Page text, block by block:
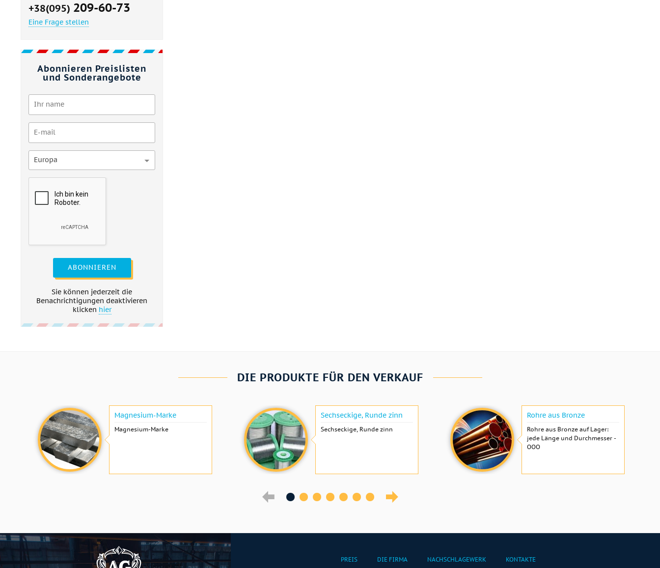
+38(095) 209-60-73
Eine Frage stellen
Abonnieren Preislisten
und Sonderangebote
Europa
ABONNIEREN
Sie können jederzeit die
Benachrichtigungen deaktivieren
klicken hier
DIE PRODUKTE FÜR DEN VERKAUF
Magnesium-Marke
Magnesium-Marke
Sechseckige, Runde zinn
Sechseckige, Runde zinn
Rohre aus Bronze
Rohre aus Bronze auf Lager:
jede Länge und Durchmesser -
OOO
PREIS DIE FIRMA NACHSCHLAGEWERK KONTAKTE